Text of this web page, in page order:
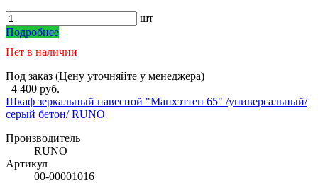
шт
Подробнее
Нет в наличии
Под заказ (Цену уточняйте у менеджера)
4 400 руб.
Шкаф зеркальный навесной "Манхэттен 65" /универсальный/
серый бетон/ RUNO
Производитель
RUNO
Артикул
00-00001016